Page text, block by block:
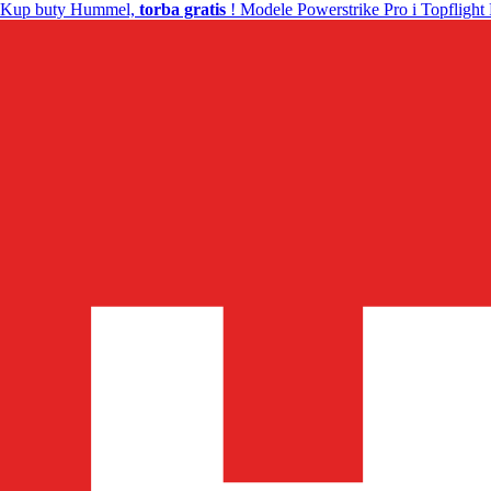
Kup buty Hummel, torba gratis ! Modele Powerstrike Pro i Topflight